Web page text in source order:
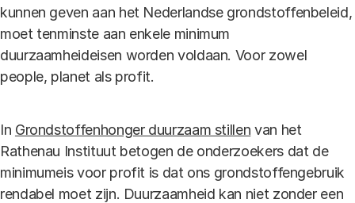
kunnen geven aan het Nederlandse grondstoffenbeleid,
moet tenminste aan enkele minimum
duurzaamheideisen worden voldaan. Voor zowel
people, planet als profit.
In Grondstoffenhonger duurzaam stillen van het
Rathenau Instituut betogen de onderzoekers dat de
minimumeis voor profit is dat ons grondstoffengebruik
rendabel moet zijn. Duurzaamheid kan niet zonder een